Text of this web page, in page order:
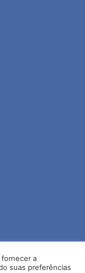
a
suas preferências